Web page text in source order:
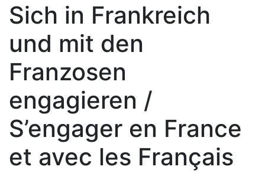
Sich in Frankreich
und mit den
Franzosen
engagieren /
S’engager en France
et avec les Français